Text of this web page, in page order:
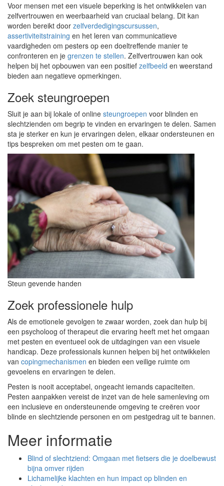
Voor mensen met een visuele beperking is het ontwikkelen van
zelfvertrouwen en weerbaarheid van cruciaal belang. Dit kan
worden bereikt door zelfverdedigingscursussen,
assertiviteitstraining en het leren van communicatieve
vaardigheden om pesters op een doeltreffende manier te
confronteren en je grenzen te stellen. Zelfvertrouwen kan ook
helpen bij het opbouwen van een positief zelfbeeld en weerstand
bieden aan negatieve opmerkingen.
Zoek steungroepen
Sluit je aan bij lokale of online steungroepen voor blinden en
slechtzienden om begrip te vinden en ervaringen te delen. Samen
sta je sterker en kun je ervaringen delen, elkaar ondersteunen en
tips bespreken om met pesten om te gaan.
Steun gevende handen
Zoek professionele hulp
Als de emotionele gevolgen te zwaar worden, zoek dan hulp bij
een psycholoog of therapeut die ervaring heeft met het omgaan
met pesten en eventueel ook de uitdagingen van een visuele
handicap. Deze professionals kunnen helpen bij het ontwikkelen
van copingmechanismen en bieden een veilige ruimte om
gevoelens en ervaringen te delen.
Pesten is nooit acceptabel, ongeacht iemands capaciteiten.
Pesten aanpakken vereist de inzet van de hele samenleving om
een inclusieve en ondersteunende omgeving te creëren voor
blinde en slechtziende personen en om pestgedrag uit te bannen.
Meer informatie
Blind of slechtziend: Omgaan met fietsers die je doelbewust
bijna omver rijden
Lichamelijke klachten en hun impact op blinden en